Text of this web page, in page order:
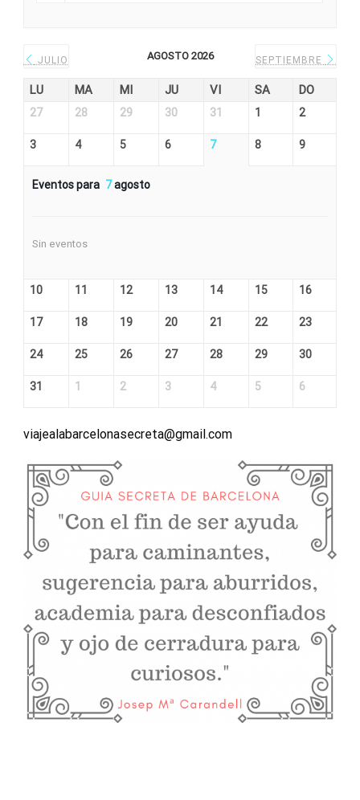
JULIO AGOSTO 2026 SEPTIEMBRE
LU MA MI JU VI SA DO
27 28 29 30 31 1 2
3 4 5 6 7 8 9
Eventos para 7agosto
Sin eventos
10 11 12 13 14 15 16
17 18 19 20 21 22 23
24 25 26 27 28 29 30
31 1 2 3 4 5 6
viajealabarcelonasecreta@gmail.com